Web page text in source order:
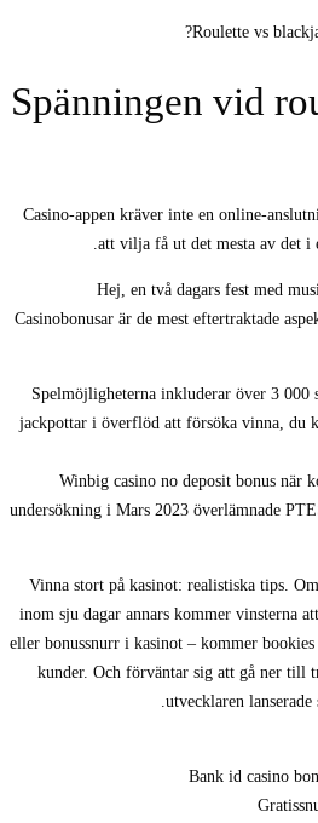
Roulette vs
Spänningen vid
Casino-appen kräver inte en online-
att vilja få ut det mesta av det i
Hej, en två dagars fest med
Casinobonusar är de mest eftertraktade
Spelmöjligheterna inkluderar över 3 000
jackpottar i överflöd att försöka vinna, du
Winbig casino no deposit bonus när
undersökning i Mars 2023 överlämnade
Vinna stort på kasinot: realistiska tips.
inom sju dagar annars kommer vinsterna
eller bonussnurr i kasinot – kommer
kunder. Och förväntar sig att gå ner till
utvecklaren
Bank id casino